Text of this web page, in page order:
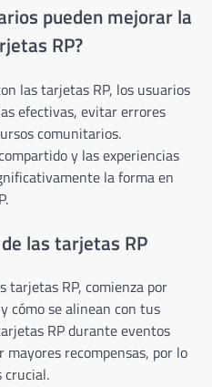
pueden mejorar la
RP?
las tarjetas RP, los usuarios
efectivas, evitar errores
comunitarios.
y las experiencias
la forma en
las tarjetas RP
tarjetas RP, comienza por
cómo se alinean con tus
RP durante eventos
mayores recompensas, por lo
crucial.